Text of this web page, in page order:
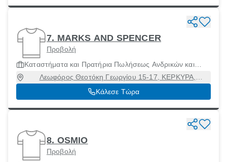
7. MARKS AND SPENCER
Προβολή
Καταστήματα και Πρατήρια Πωλήσεως Ανδρικών και
Γυναίκειων Ενδυμάτων και Αξεσουάρ
Λεωφόρος Θεοτόκη Γεωργίου 15-17, ΚΕΡΚΥΡΑ,
Κέρκυρα [Δήμος], Κέρκυρα, 49100
Κάλεσε Τώρα
8. OSMIO
Προβολή